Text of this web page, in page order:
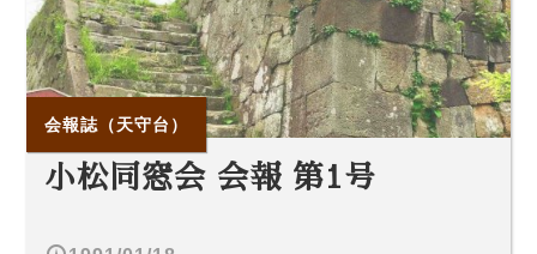
会報誌（天守台）
小松同窓会 会報 第1号